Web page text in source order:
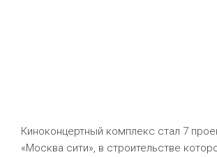
Киноконцертный комплекс стал 7
«Москва сити», в строительстве